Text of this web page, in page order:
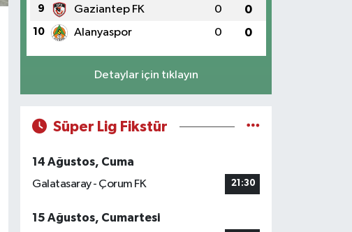
9 Gaziantep FK 0 0
10 Alanyaspor 0 0
Detaylar için tıklayın
Süper Lig Fikstür
14 Ağustos, Cuma
Galatasaray - Çorum FK
21:30
15 Ağustos, Cumartesi